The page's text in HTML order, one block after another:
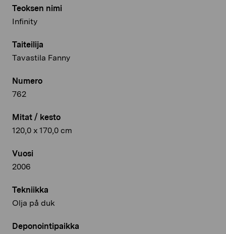
Teoksen nimi
Infinity
Taiteilija
Tavastila Fanny
Numero
762
Mitat / kesto
120,0 x 170,0 cm
Vuosi
2006
Tekniikka
Olja på duk
Deponointipaikka